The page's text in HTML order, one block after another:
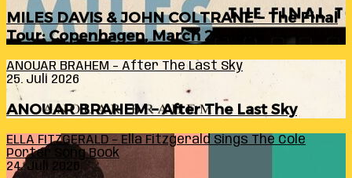
MILES DAVIS & JOHN COLTRANE – The Final
Tour: Copenhagen, March 24, 1960
ANOUAR BRAHEM – After The Last Sky
25. Juli 2026
ANOUAR BRAHEM – After The Last Sky
ELLA FITZGERALD – Ella Fitzgerald Sings The Cole
Porter Song Book
24. Juli 2026